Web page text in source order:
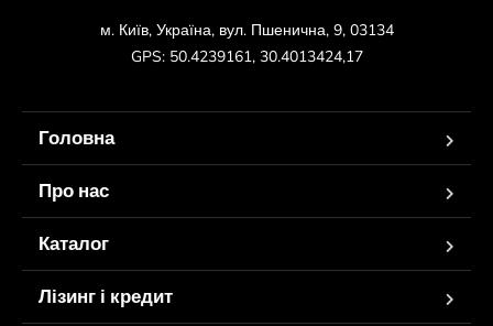
м. Київ, Україна, вул. Пшенична, 9, 03134
GPS: 50.4239161, 30.4013424,17
Головна
Про нас
Каталог
Лізинг і кредит